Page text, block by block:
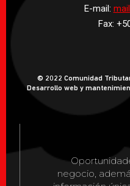
E-mail:
Fax:
© 2022 Comunidad
Desarrollo web y
negocio,